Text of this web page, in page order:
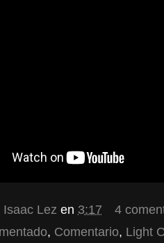
Isaac Lez en 3:17
4
, Comentario, Light